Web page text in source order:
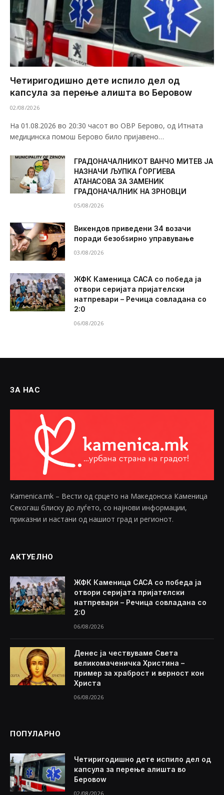
Четиригодишно дете испило дел од
капсула за перење алишта во Беровоw
02/08/2026
На 01.08.2026 во 20:30 часот во ОВР Берово, од Итната
медицинска помош Берово било пријавено…
ГРАДОНАЧАЛНИКОТ ВАНЧО МИТЕВ ЈА
НАЗНАЧИ ЉУПКА ЃОРГИЕВА
АТАНАСОВА ЗА ЗАМЕНИК
ГРАДОНАЧАЛНИК НА ЗРНОВЦИ
05/08/2026
Викендов приведени 34 возачи
поради безобѕирно управување
03/08/2026
ЖФК Каменица САСА со победа ја
отвори серијата пријателски
натпревари – Речица совладана со
2:0
06/08/2026
ЗА НАС
Kamenica.mk – Вести од срцето на Македонска Каменица
Секогаш блиску до луѓето, со најнови информации,
приказни и настани од нашиот град и регионот.
АКТУЕЛНО
ЖФК Каменица САСА со победа ја
отвори серијата пријателски
натпревари – Речица совладана со
2:0
06/08/2026
Денес ја чествуваме Света
великомаченичка Христина –
пример за храброст и верност кон
Христа
06/08/2026
ПОПУЛАРНО
Четиригодишно дете испило дел од
капсула за перење алишта во
Беровоw
02/08/2026